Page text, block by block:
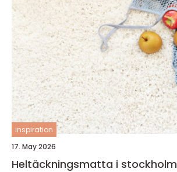
inspiration
17. May 2026
Heltäckningsmatta i stockholm så väljer du